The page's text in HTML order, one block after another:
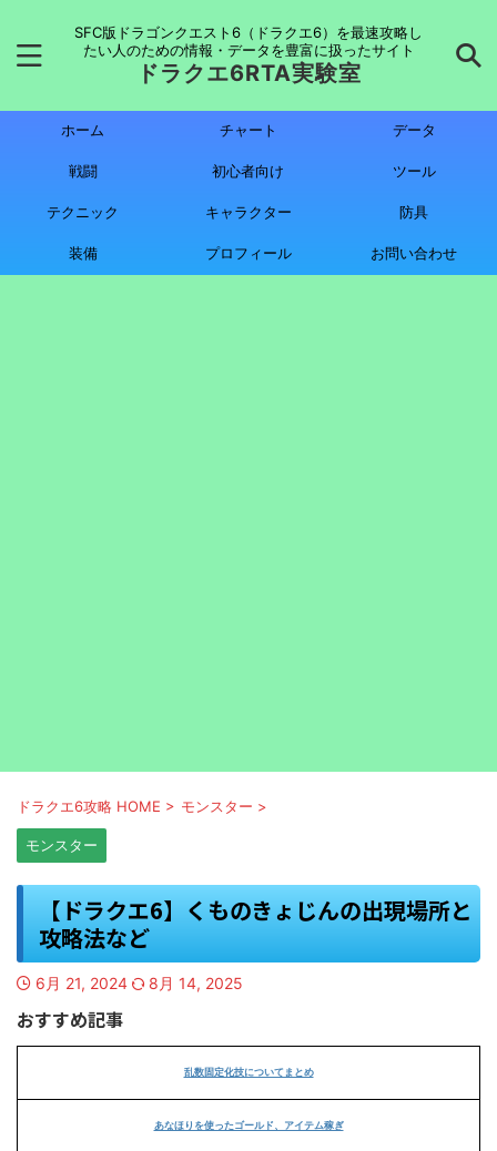
SFC版ドラゴンクエスト6（ドラクエ6）を最速攻略し
たい人のための情報・データを豊富に扱ったサイト
ドラクエ6RTA実験室
ホーム チャート データ
戦闘 初心者向け ツール
テクニック キャラクター 防具
装備 プロフィール お問い合わせ
ドラクエ6攻略 HOME > モンスター >
モンスター
【ドラクエ6】くものきょじんの出現場所と
攻略法など
6月 21, 2024 8月 14, 2025
おすすめ記事
乱数固定化技についてまとめ
あなほりを使ったゴールド、アイテム稼ぎ